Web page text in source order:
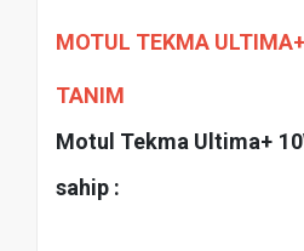
MOTUL TEKMA
TANIM
Motul Tekma Ultima+
sahip :